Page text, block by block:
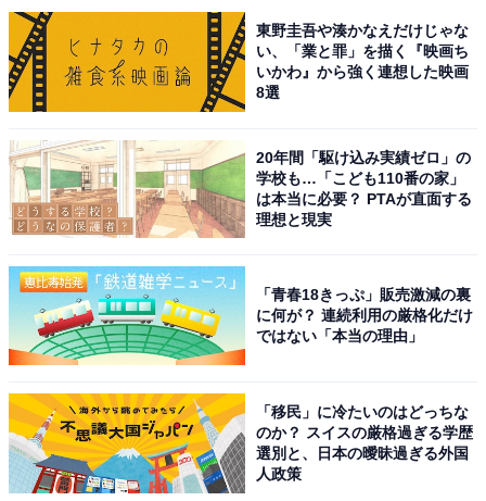
anan(アンアン)2026/07/15号 No.2503[ヒーローエンタメ
最前線／KEY TO LIT]
Amazonで見る
次ページ
「KEY TO LIT」メンバーの魅力
は？
東野圭吾や湊かなえだけじゃな
い、「業と罪」を描く『映画ち
いかわ』から強く連想した映画
8選
20年間「駆け込み実績ゼロ」の
学校も…「こども110番の家」
は本当に必要？ PTAが直面する
理想と現実
「青春18きっぷ」販売激減の裏
に何が？ 連続利用の厳格化だけ
ではない「本当の理由」
「移民」に冷たいのはどっちな
のか？ スイスの厳格過ぎる学歴
選別と、日本の曖昧過ぎる外国
人政策